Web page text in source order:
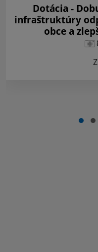
Dotácia -
infraštruktúry
obce a